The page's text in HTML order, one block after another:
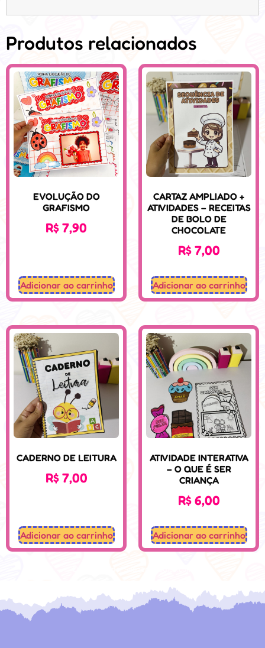
Produtos relacionados
EVOLUÇÃO DO
GRAFISMO
R$7,90
Adicionar ao carrinho
CARTAZ AMPLIADO +
ATIVIDADES – RECEITAS
DE BOLO DE
CHOCOLATE
R$7,00
Adicionar ao carrinho
CADERNO DE LEITURA
R$7,00
Adicionar ao carrinho
ATIVIDADE INTERATIVA
– O QUE É SER
CRIANÇA
R$6,00
Adicionar ao carrinho